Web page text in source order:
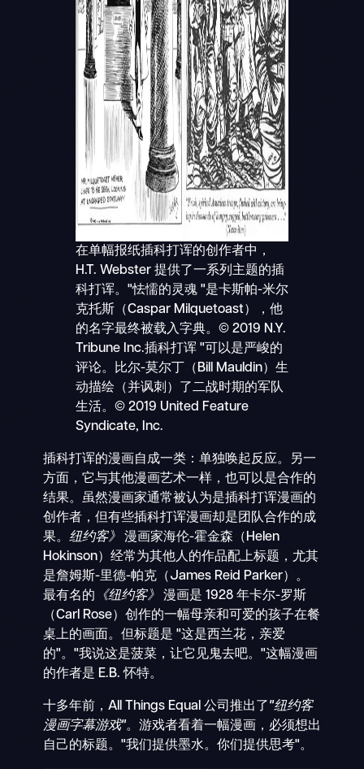
在单幅报纸插科打诨的创作者中，
H.T. Webster 提供了一系列主题的插
科打诨。"怯懦的灵魂 "是卡斯帕-米尔
克托斯（Caspar Milquetoast），他
的名字最终被载入字典。© 2019 N.Y.
Tribune Inc.插科打诨 "可以是严峻的
评论。比尔-莫尔丁（Bill Mauldin）生
动描绘（并讽刺）了二战时期的军队
生活。© 2019 United Feature
Syndicate, Inc.
插科打诨的漫画自成一类：单独唤起反应。另一
方面，它与其他漫画艺术一样，也可以是合作的
结果。虽然漫画家通常被认为是插科打诨漫画的
创作者，但有些插科打诨漫画却是团队合作的成
果。 纽约客》 漫画家海伦-霍金森（Helen
Hokinson）经常为其他人的作品配上标题，尤其
是詹姆斯-里德-帕克（James Reid Parker）。
最有名的
《纽约客》 漫画是 1928 年卡尔-罗斯
（Carl Rose）创作的一幅母亲和可爱的孩子在餐
桌上的画面。但标题是 "这是西兰花，亲爱
的"。"我说这是菠菜，让它见鬼去吧。"这幅漫画
的作者是 E.B. 怀特。
十多年前，All Things Equal 公司推出了 "纽约客
漫画字幕游戏"。游戏者看着一幅漫画，必须想出
自己的标题。"我们提供墨水。你们提供思考"。